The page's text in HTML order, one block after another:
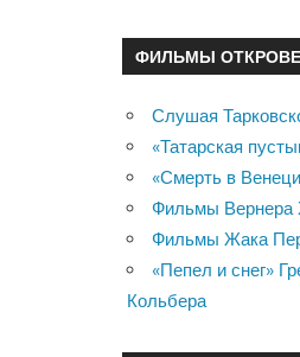
ФИЛЬМЫ
Слушая
«Татарская
«Смерть в
Фильмы Вернера
Фильмы Жака
«Пепел и снег»
Кольбера